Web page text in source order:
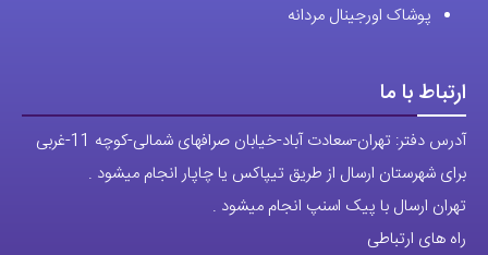
پوشاک اورجینال مردانه
ارتباط با ما
آدرس دفتر: تهران-سعادت آباد-خیابان صرافهای شمالی-کوچه 11-غربی
برای شهرستان ارسال از طریق تیپاکس یا چاپار انجام میشود .
تهران ارسال با پیک اسنپ انجام میشود .
راه های ارتباطی